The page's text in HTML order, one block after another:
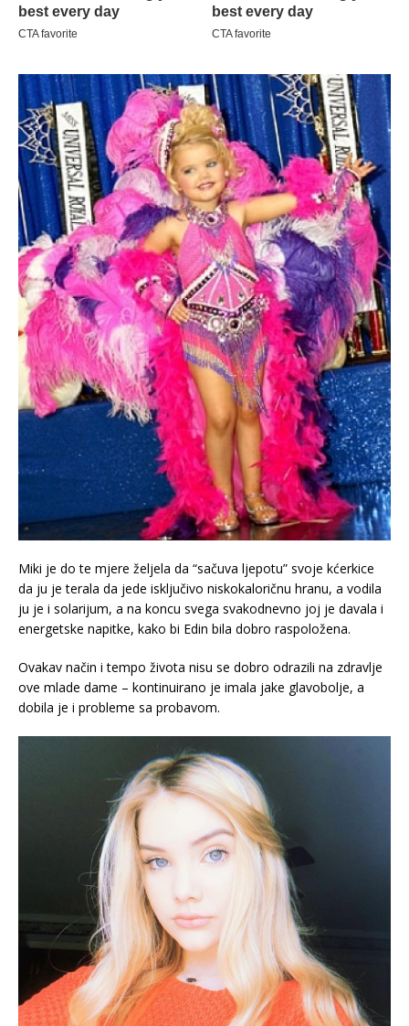
Miki je do te mjere željela da “sačuva ljepotu” svoje kćerkice
da ju je terala da jede isključivo niskokaloričnu hranu, a vodila
ju je i solarijum, a na koncu svega svakodnevno joj je davala i
energetske napitke, kako bi Edin bila dobro raspoložena.
Ovakav način i tempo života nisu se dobro odrazili na zdravlje
ove mlade dame – kontinuirano je imala jake glavobolje, a
dobila je i probleme sa probavom.